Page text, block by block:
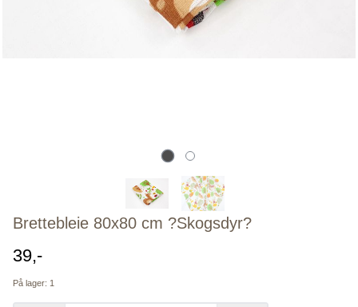
Brettebleie 80x80 cm ?Skogsdyr?
39,-
På lager: 1